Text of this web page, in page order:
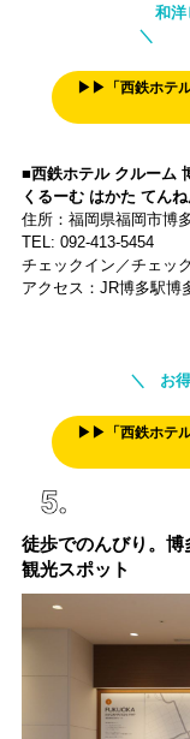
和洋
＼
▶▶「西鉄ホテル
■西鉄ホテル クルーム
くるーむ はかた てん
住所：福岡県福岡市博
TEL: 092-413-5454
チェックイン／チェッ
アクセス：JR博多駅博
＼ お得
▶▶「西鉄ホテル
徒歩でのんびり。
観光スポット